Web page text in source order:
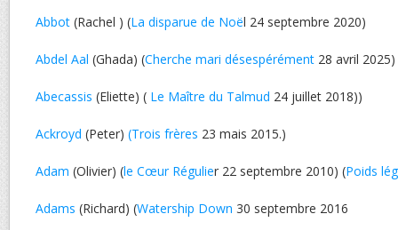
Abbot (Rachel ) (La disparue de Noël 24 septembre 2020)
Abdel Aal (Ghada) (Cherche mari désespérément 28 avril 2025)
Abecassis (Eliette) ( Le Maître du Talmud 24 juillet 2018))
Ackroyd (Peter) (Trois frères 23 mais 2015.)
Adam (Olivier) (le Cœur Régulier 22 septembre 2010) (Poids
Adams (Richard) (Watership Down 30 septembre 2016